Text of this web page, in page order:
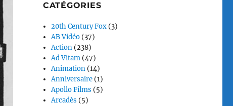
CATÉGORIES
20th Century Fox (3)
AB Vidéo (37)
Action (238)
Ad Vitam (47)
Animation (14)
Anniversaire (1)
Apollo Films (5)
Arcadès (5)